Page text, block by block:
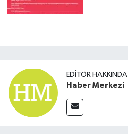
EDITÖR HAKKINDA
Haber Merkezi